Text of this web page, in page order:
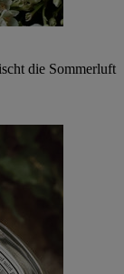
die Sommerluft